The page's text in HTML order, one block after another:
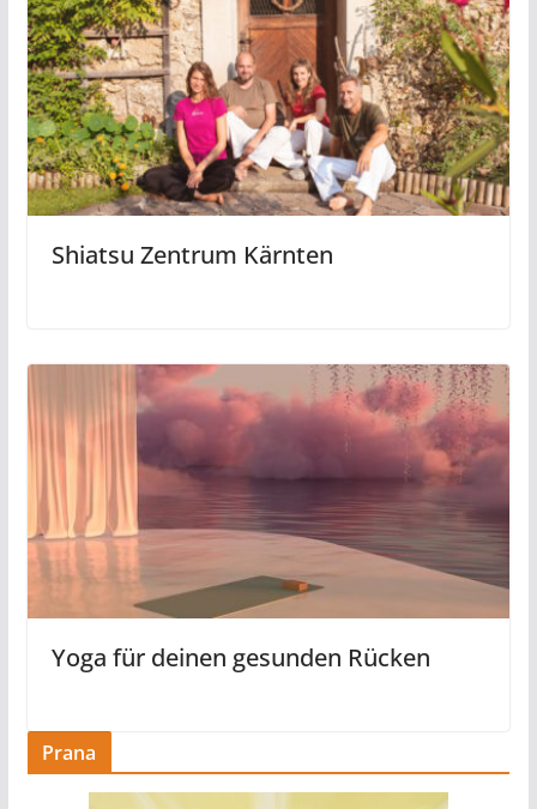
Shiatsu Zentrum Kärnten
Yoga für deinen gesunden Rücken
Prana